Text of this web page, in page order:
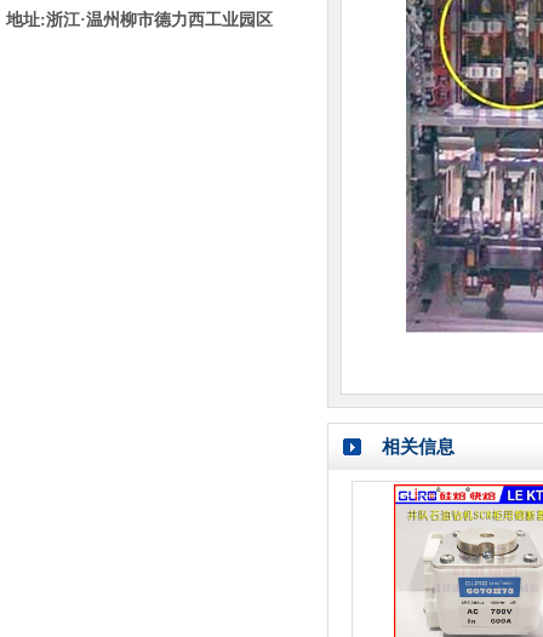
地址:浙江·温州柳市德力西工业园区
相关信息